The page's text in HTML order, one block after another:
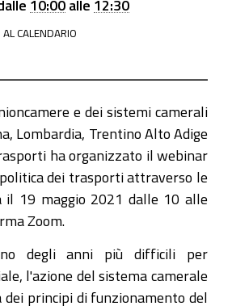
10:00 alle 12:30
CALENDARIO
e dei sistemi camerali
Lombardia, Trentino Alto Adige
ha organizzato il webinar
dei trasporti attraverso le
il 19 maggio 2021 dalle 10 alle
Zoom.
degli anni più difficili per
l'azione del sistema camerale
dei principi di funzionamento del